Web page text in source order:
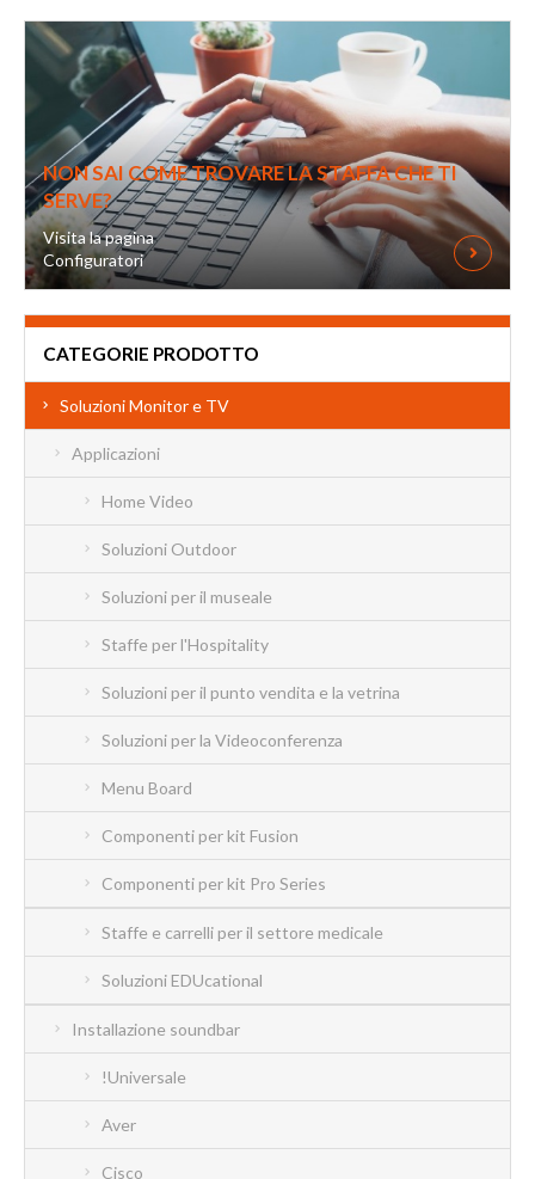
NON SAI COME TROVARE LA STAFFA CHE TI
SERVE?
Visita la pagina
Configuratori
CATEGORIE PRODOTTO
Soluzioni Monitor e TV
Applicazioni
Home Video
Soluzioni Outdoor
Soluzioni per il museale
Staffe per l'Hospitality
Soluzioni per il punto vendita e la vetrina
Soluzioni per la Videoconferenza
Menu Board
Componenti per kit Fusion
Componenti per kit Pro Series
Staffe e carrelli per il settore medicale
Soluzioni EDUcational
Installazione soundbar
!Universale
Aver
Cisco